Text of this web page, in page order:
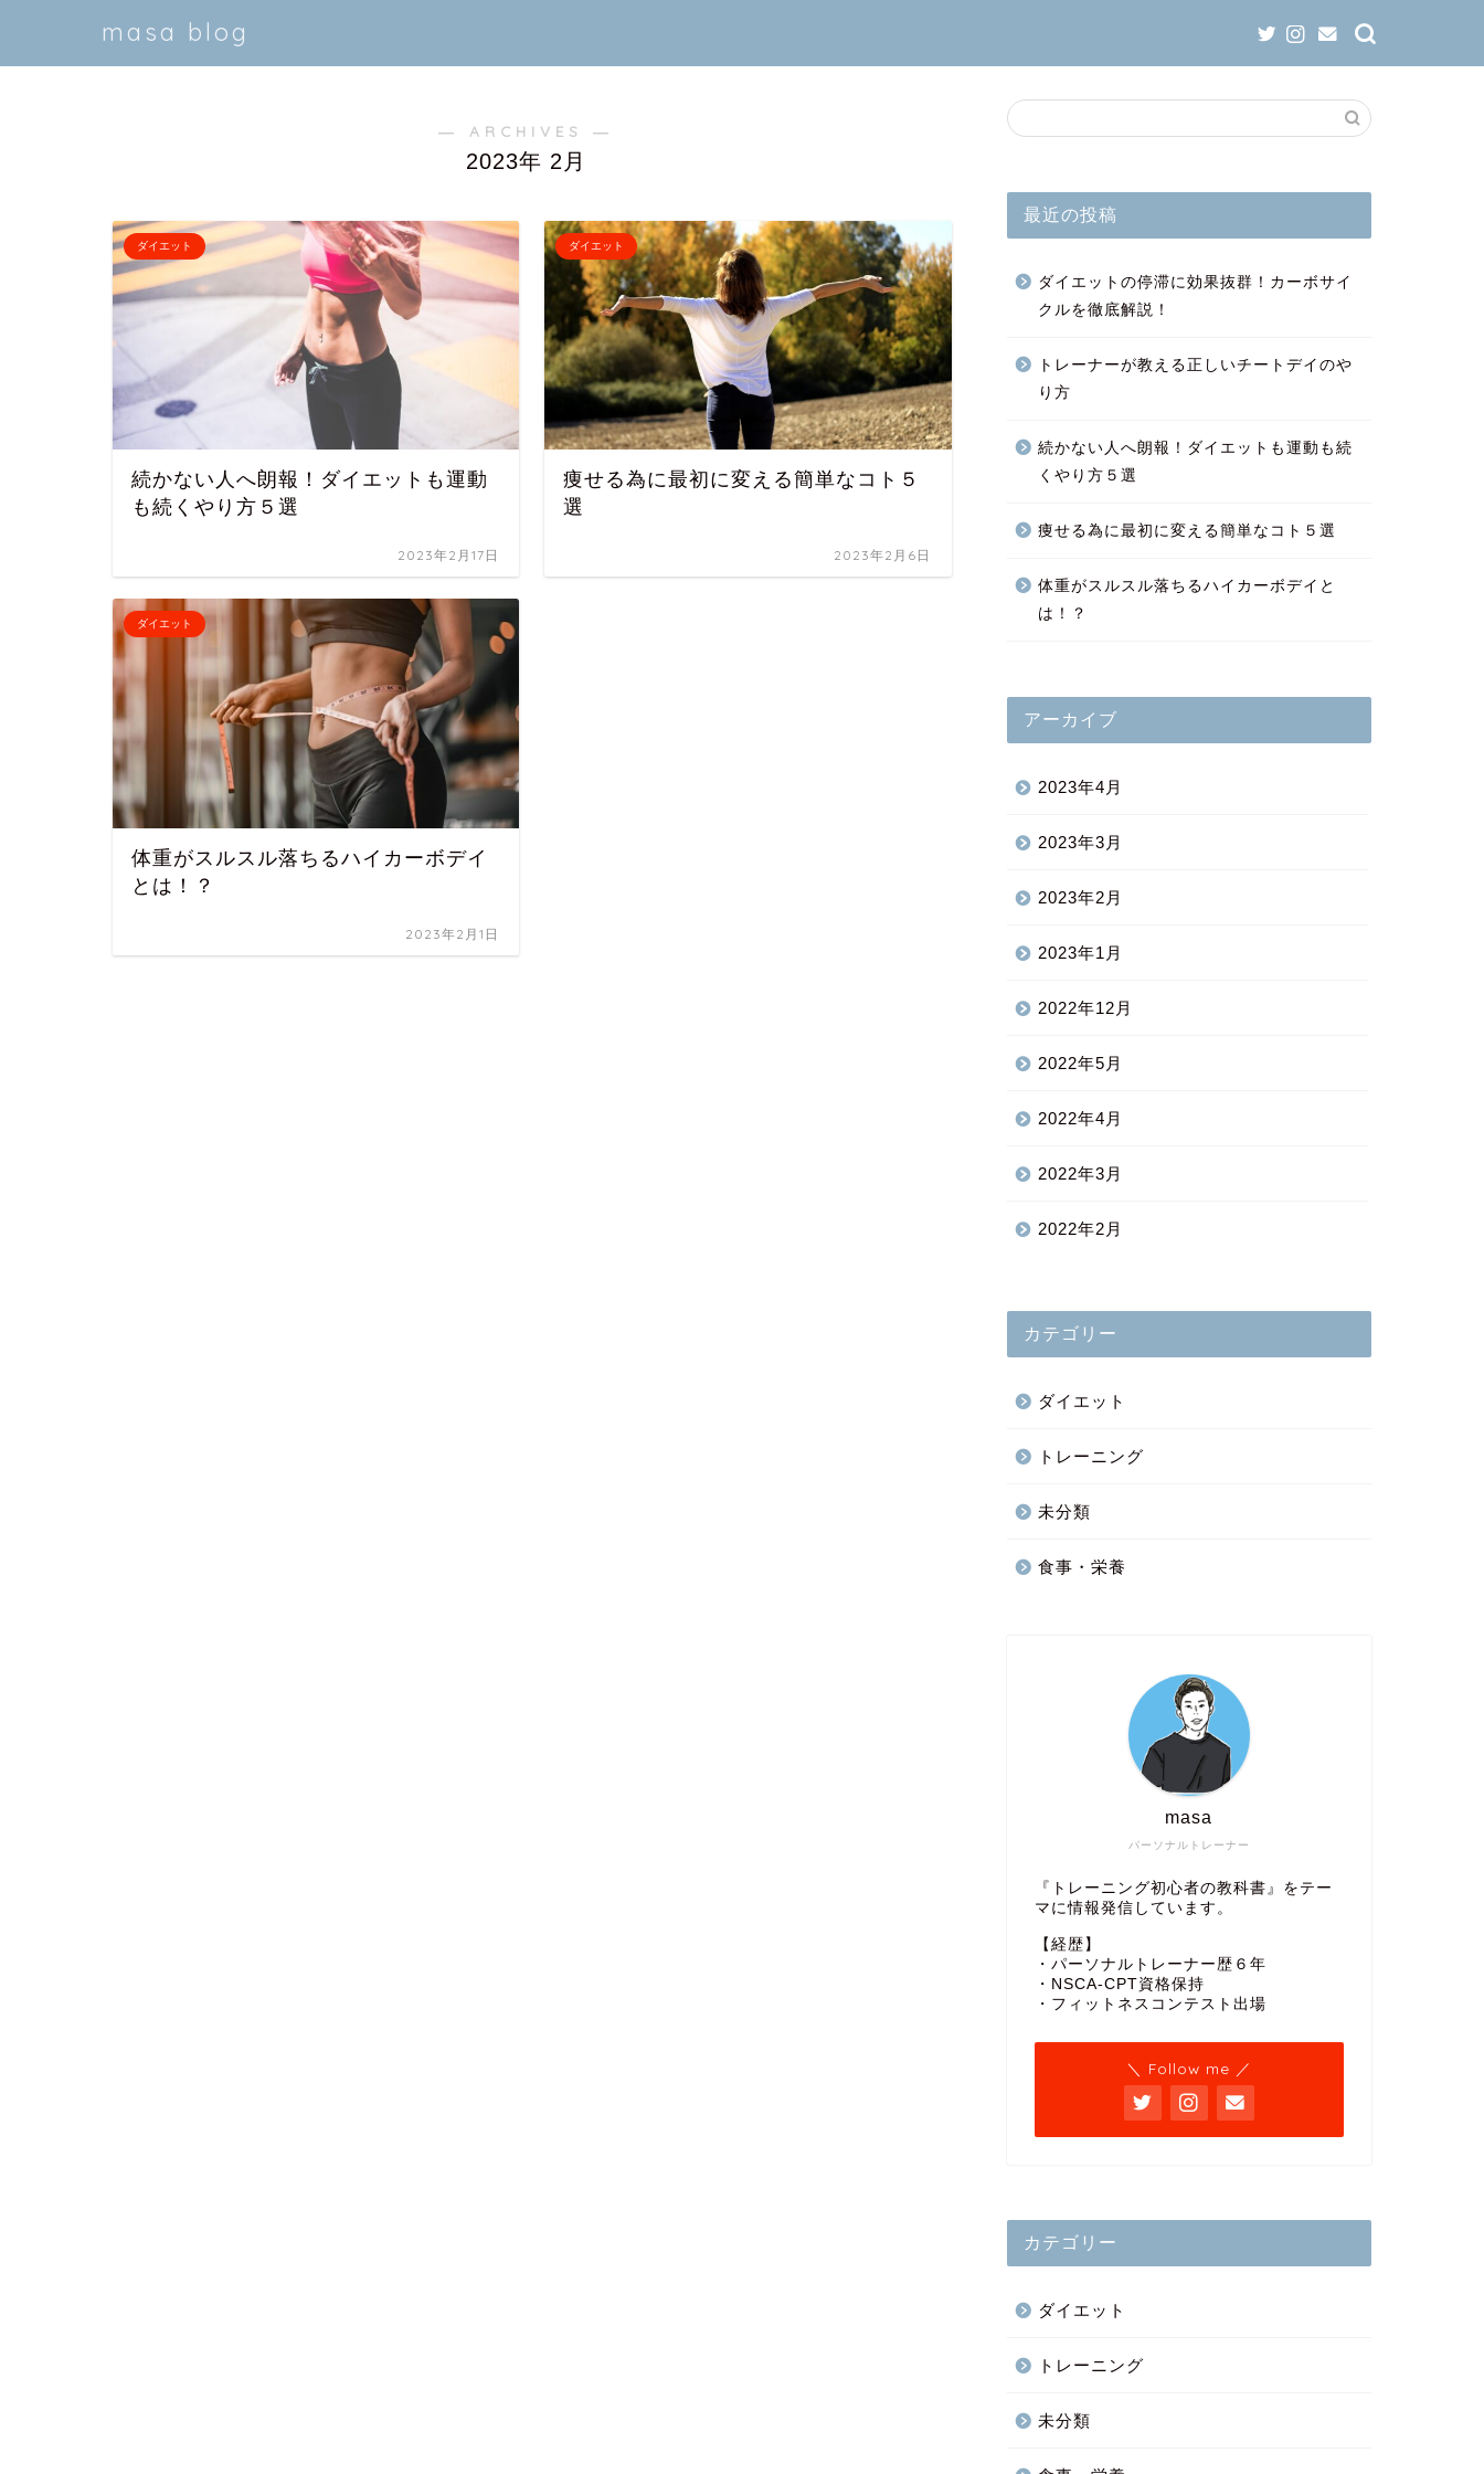
masa blog
― ARCHIVES ―
2023年 2月
ダイエット
続かない人へ朗報！ダイエットも運動
も続くやり方５選
2023年2月17日
ダイエット
痩せる為に最初に変える簡単なコト５
選
2023年2月6日
ダイエット
体重がスルスル落ちるハイカーボデイ
とは！？
2023年2月1日
最近の投稿
ダイエットの停滞に効果抜群！カーボサイ
クルを徹底解説！
トレーナーが教える正しいチートデイのや
り方
続かない人へ朗報！ダイエットも運動も続
くやり方５選
痩せる為に最初に変える簡単なコト５選
体重がスルスル落ちるハイカーボデイと
は！？
アーカイブ
2023年4月
2023年3月
2023年2月
2023年1月
2022年12月
2022年5月
2022年4月
2022年3月
2022年2月
カテゴリー
ダイエット
トレーニング
未分類
食事・栄養
パーソナルトレーナー
masa
『トレーニング初心者の教科書』をテー
マに情報発信しています。
【経歴】
・パーソナルトレーナー歴６年
・NSCA-CPT資格保持
・フィットネスコンテスト出場
＼ Follow me ／
カテゴリー
ダイエット
トレーニング
未分類